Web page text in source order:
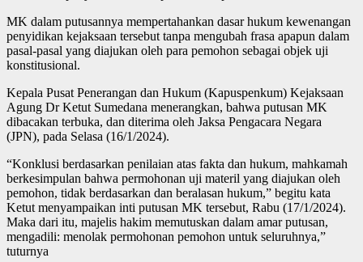
MK dalam putusannya mempertahankan dasar hukum kewenangan
penyidikan kejaksaan tersebut tanpa mengubah frasa apapun dalam
pasal-pasal yang diajukan oleh para pemohon sebagai objek uji
konstitusional.
Kepala Pusat Penerangan dan Hukum (Kapuspenkum) Kejaksaan
Agung Dr Ketut Sumedana menerangkan, bahwa putusan MK
dibacakan terbuka, dan diterima oleh Jaksa Pengacara Negara
(JPN), pada Selasa (16/1/2024).
“Konklusi berdasarkan penilaian atas fakta dan hukum, mahkamah
berkesimpulan bahwa permohonan uji materil yang diajukan oleh
pemohon, tidak berdasarkan dan beralasan hukum,” begitu kata
Ketut menyampaikan inti putusan MK tersebut, Rabu (17/1/2024).
Maka dari itu, majelis hakim memutuskan dalam amar putusan,
mengadili: menolak permohonan pemohon untuk seluruhnya,”
tuturnya